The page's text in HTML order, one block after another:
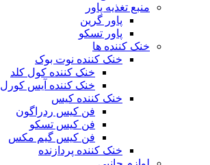
منبع تغذیه‌ پاور
پاور گرین
پاور تسکو
خنک کننده ها
خنک کننده نوت بوک
خنک کننده کول کلد
خنک کننده آیس کورل
خنک کننده کیس
فن کیس ردراگون
فن کیس تسکو
فن کیس گیم مکس
خنک کننده پردازنده